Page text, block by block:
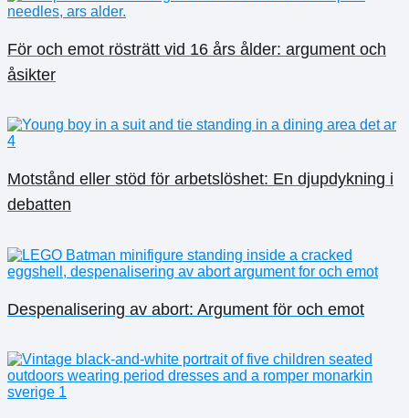
För och emot rösträtt vid 16 års ålder: argument och
åsikter
Motstånd eller stöd för arbetslöshet: En djupdykning i
debatten
Despenalisering av abort: Argument för och emot